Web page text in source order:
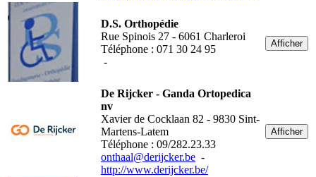
D.S. Orthopédie
Rue Spinois 27 - 6061 Charleroi
Téléphone : 071 30 24 95
-
Afficher
De Rijcker - Ganda Ortopedica
nv
Xavier de Cocklaan 82 - 9830 Sint-
Martens-Latem
Téléphone : 09/282.23.33
onthaal@derijcker.be -
http://www.derijcker.be/
Afficher